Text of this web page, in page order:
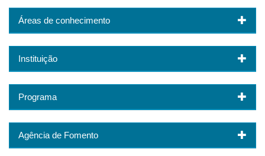
Áreas de conhecimento
Instituição
Programa
Agência de Fomento